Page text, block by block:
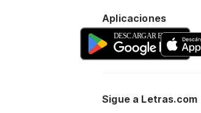
Aplicaciones
Sigue a Letras.com